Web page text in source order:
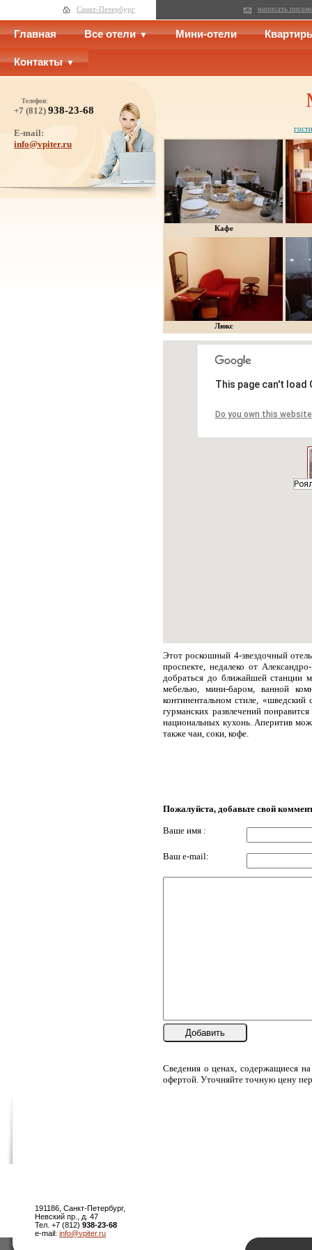
Санкт-Петербург написать
Главная Все отели Мини-отели
Контакты
Телефон:
+7 (812) 938-23-68
E-mail:
info@vpiter.ru
Кафе
Люкс
This page can't load
Do you own this
Этот роскошный 4-звездочный
проспекте, недалеко от
добраться до ближайшей станции
мебелью, мини-баром, ванной
континентальном стиле,
гурманских развлечений
национальных кухонь. Аперитив
также чаи, соки, кофе.
Пожалуйста, добавьте свой
Ваше имя :
Ваш e-mail:
Добавить
Сведения о ценах, содержащиеся
офертой. Уточняйте точную цену
191186, Санкт-Петербург,
Невский пр., д. 47
Тел. +7 (812) 938-23-68
e-mail: info@vpiter.ru